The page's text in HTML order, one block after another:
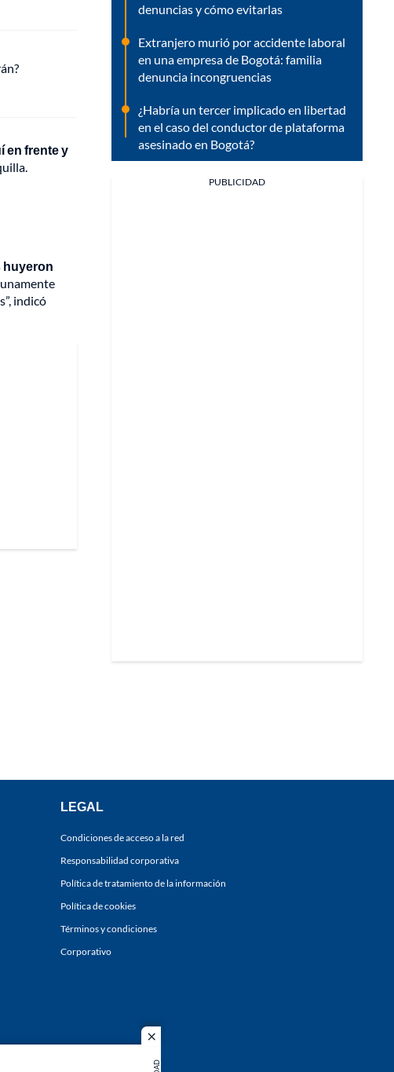
close
en frente y
huyeron
indicó
denuncias y cómo evitarlas
Extranjero murió por accidente laboral
en una empresa de Bogotá: familia
denuncia incongruencias
¿Habría un tercer implicado en libertad
en el caso del conductor de plataforma
asesinado en Bogotá?
PUBLICIDAD
LEGAL
Condiciones de acceso a la red
Responsabilidad corporativa
Política de tratamiento de la información
Política de cookies
Términos y condiciones
Corporativo